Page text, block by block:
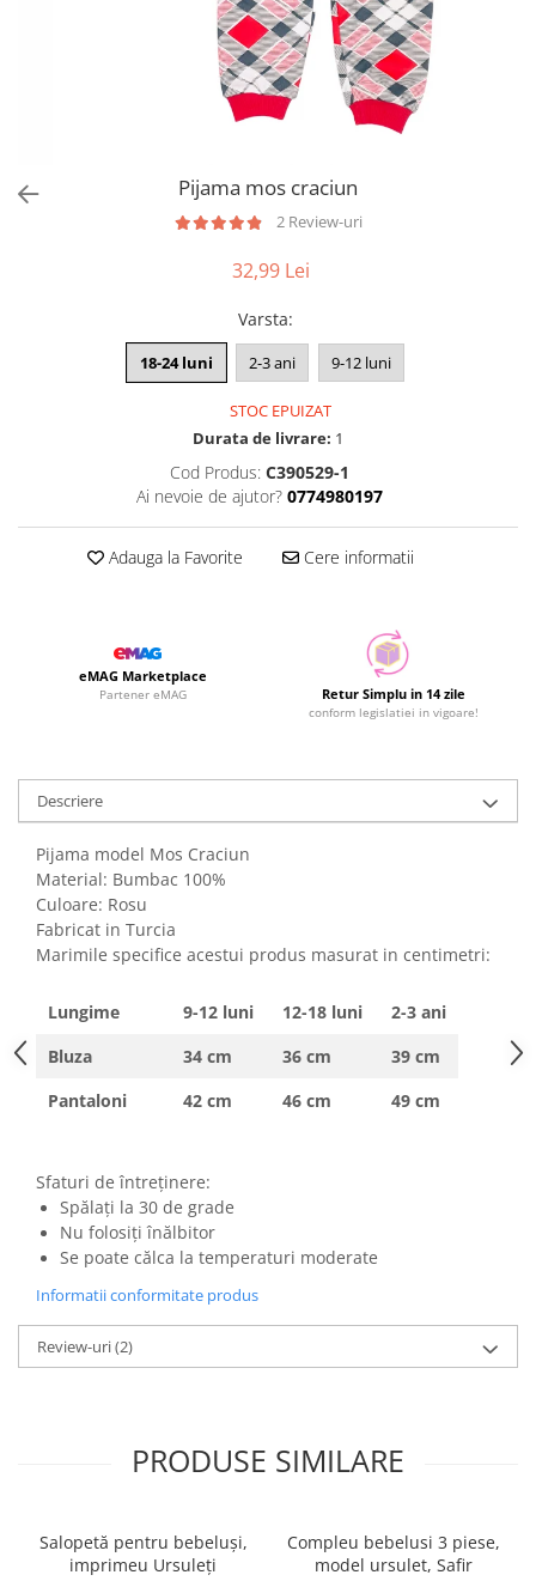
Pijama mos craciun
2 Review-uri
32,99 Lei
Varsta:
18-24 luni 2-3 ani 9-12 luni
STOC EPUIZAT
Durata de livrare: 1
Cod Produs: C390529-1
Ai nevoie de ajutor? 0774980197
Adauga la Favorite Cere informatii
eMAG Marketplace
Partener eMAG Retur Simplu in 14 zile
conform legislatiei in vigoare!
Descriere
Pijama model Mos Craciun
Material: Bumbac 100%
Culoare: Rosu
Fabricat in Turcia
Marimile specifice acestui produs masurat in centimetri:
Lungime 9-12 luni 12-18 luni
2-3 ani
Bluza
34 cm 36 cm
39 cm
Pantaloni
42 cm 46 cm 49 cm
Sfaturi de întreținere:
Spălați la 30 de grade
Nu folosiți înălbitor
Se poate călca la temperaturi moderate
Informatii conformitate produs
Review-uri(2)
PRODUSE SIMILARE
Salopetă pentru bebeluși,
imprimeu Ursuleți
Compleu bebelusi 3 piese,
model ursulet, Safir